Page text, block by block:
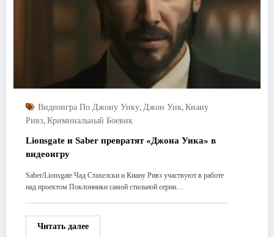
Видеоигра По Джону Уику, Джон Уик, Киану
Ривз, Криминальный Боевик
Lionsgate и Saber превратят «Джона Уика» в
видеоигру
Saber/Lionsgate Чад Стахелски и Киану Ривз участвуют в работе
над проектом Поклонники самой стильной серии…
Читать далее